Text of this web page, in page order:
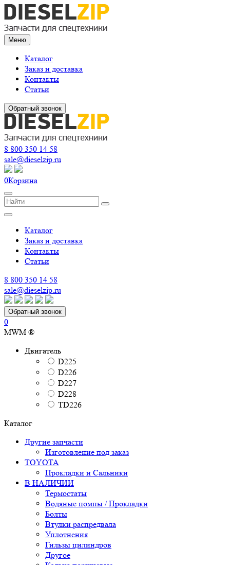
Меню
Каталог
Заказ и доставка
Контакты
Статьи
Обратный звонок
8 800 350 14 58
sale@dieselzip.ru
0Корзина
Каталог
Заказ и доставка
Контакты
Статьи
8 800 350 14 58
sale@dieselzip.ru
Обратный звонок
0
MWM ®
Двигатель
D225
D226
D227
D228
TD226
Каталог
Другие запчасти
Изготовление под заказ
TOYOTA
Прокладки и Сальники
В НАЛИЧИИ
Термостаты
Водяные помпы / Прокладки
Болты
Втулки распредвала
Уплотнения
Гильзы цилиндров
Другое